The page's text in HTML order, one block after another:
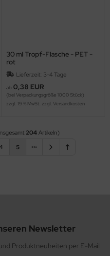
30 ml Tropf-Flasche - PET -
rot
Lieferzeit: 3-4 Tage
ab 0,38 EUR
(bei Verpackungsgröße 1000 Stück)
zzgl. 19 % MwSt. zzgl. Versandkosten
204Artikeln)
5
Newsletter
Produktneuheiten per E-Mail